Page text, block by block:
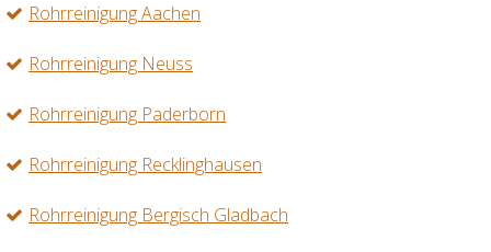
Rohrreinigung Aachen
Rohrreinigung Neuss
Rohrreinigung Paderborn
Rohrreinigung Recklinghausen
Rohrreinigung Bergisch Gladbach